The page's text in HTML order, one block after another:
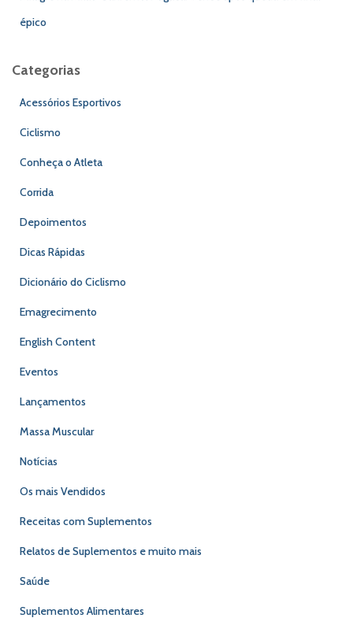
épico
Categorias
Acessórios Esportivos
Ciclismo
Conheça o Atleta
Corrida
Depoimentos
Dicas Rápidas
Dicionário do Ciclismo
Emagrecimento
English Content
Eventos
Lançamentos
Massa Muscular
Notícias
Os mais Vendidos
Receitas com Suplementos
Relatos de Suplementos e muito mais
Saúde
Suplementos Alimentares